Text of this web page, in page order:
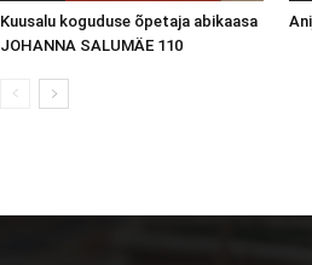
Kuusalu koguduse õpetaja abikaasa
JOHANNA SALUMÄE 110